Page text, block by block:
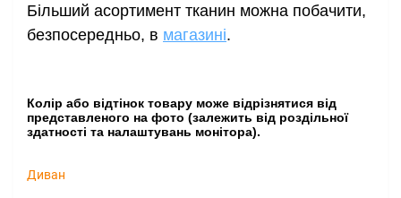
Більший асортимент тканин можна побачити,
безпосередньо, в магазині.
Колір або відтінок товару може відрізнятися від
представленого на фото (залежить від роздільної
здатності та налаштувань монітора).
Диван